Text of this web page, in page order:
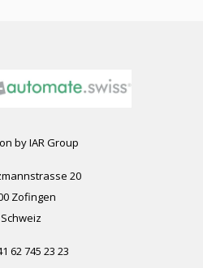
by IAR Group
20
Zofingen
Schweiz
62 745 23 23